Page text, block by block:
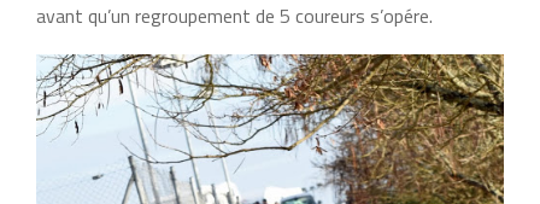
avant qu’un regroupement de 5 coureurs s’opére.